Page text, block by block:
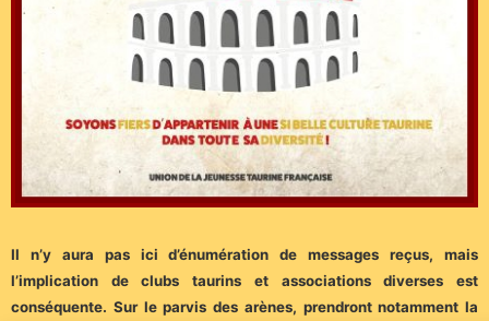
Il n’y aura pas ici d’énumération de messages reçus, mais
l’implication de clubs taurins et associations diverses est
conséquente. Sur le parvis des arènes, prendront notamment la